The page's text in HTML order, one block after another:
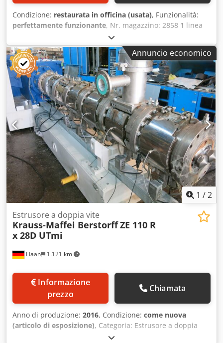
Condizione: restaurata in officina (usata), Funzionalità:
perfettamente funzionante, Nr. magazzino: 2858 1 linea
di compoundatura e granulazione usata, parzialmente
revisionata e collaudata nel funzionamento, composta da:
Estrusore Berstorff (Krauss Maffei) Tipo ZE 60 A - 34 L/D
Doppia vite co-rotante Azionamento estrusore 160 kW AC
Degasaggio con pompa per vuoto Testa di taglio laser /
filtro fuso Pompa per massa fusa Eprotec Melt x10 ECON
EUP 600 sistema di granulazione subacquea, completo di:
valvola di avviamento Sistema ad acqua Centrifuga di
asciugatura del granulato >> 1 anno di garanzia PLASTICO
OPZIONALI a pagamento: Trasporto materiale Crjdpoy At
Iasfx Ah Asf Dosaggi gravimetrici Classificazione del
granulato Stazione di confezionamento pellet per BigBag o
Oktabin Altre linee di compoundatura, sistemi di
granulazione e stazioni di dosaggio gravimetriche
disponibili direttamente dalla sede di Wuppertal. Venite a
trovarci o inviateci la vostra richiesta.
Annuncio economico
1 /2
Haan 1.121 km
Estrusore a doppia vite
Krauss-Maffei BerstorffZE 110 R
x 28D UTmi
prezzo
Chiamata
Anno di produzione: 2016, Condizione: come nuova
(articolo di esposizione), Categoria: Estrusore a doppia
vite Numero: DE27621 Produttore: KraussMaffei Berstorff